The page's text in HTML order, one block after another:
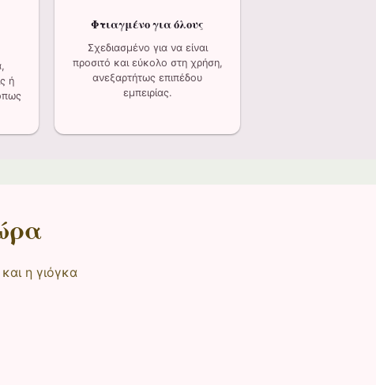
ή
Φτιαγμένο για όλους
Σχεδιασμένο για να είναι
προσιτό και εύκολο στη χρήση,
ανεξαρτήτως επιπέδου
εμπειρίας.
η γιόγκα